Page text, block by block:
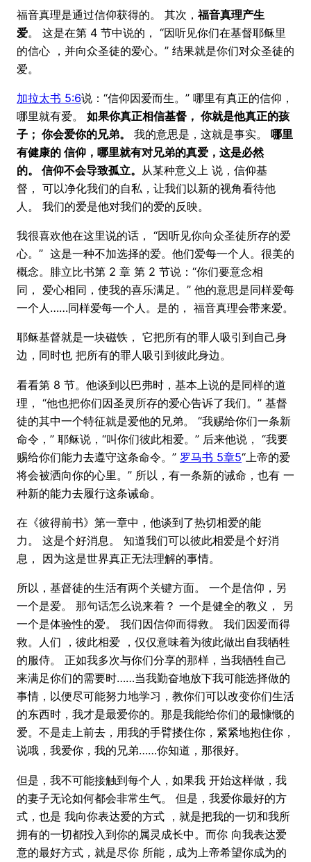
福音真理是通过信仰获得的。 其次，福音真理产生
爱。 这是在第 4 节中说的， “因听见你们在基督耶稣里
的信心 ，并向众圣徒的爱心。” 结果就是你们对众圣徒的
爱。
加拉太书 5:6说：“信仰因爱而生。” 哪里有真正的信仰，
哪里就有爱。 如果你真正相信基督， 你就是他真正的孩
子； 你会爱你的兄弟。
我的意思是，这就是事实。 哪里
有健康的 信仰，哪里就有对兄弟的真爱，这是必然
的。 信仰不会导致孤立。 从某种意义上 说，信仰基
督， 可以净化我们的自私，让我们以新的视角看待他
人。 我们的爱是他对我们的爱的反映。
我很喜欢他在这里说的话， “因听见你向众圣徒所存的爱
心。” 这是一种不加选择的爱。他们爱每一个人。很美的
概念。腓立比书第 2 章 第 2 节说：“你们要意念相
同， 爱心相同，使我的喜乐满足。” 他的意思是同样爱每
一个人……同样爱每一个人。是的， 福音真理会带来爱。
耶稣基督就是一块磁铁， 它把所有的罪人吸引到自己身
边，同时也 把所有的罪人吸引到彼此身边。
看看第 8 节。他谈到以巴弗时，基本上说的是同样的道
理， “他也把你们因圣灵所存的爱心告诉了我们。” 基督
徒的其中一个特征就是爱他的兄弟。 “我赐给你们一条新
命令，” 耶稣说，“叫你们彼此相爱。” 后来他说， “我要
赐给你们能力去遵守这条命令。” 罗马书 5章5“上帝的爱
将会被洒向你的心里。” 所以，有一条新的诫命，也有 一
种新的能力去履行这条诫命。
在《彼得前书》第一章中，他谈到了热切相爱的能
力。 这是个好消息。 知道我们可以彼此相爱是个好消
息， 因为这是世界真正无法理解的事情。
所以，基督徒的生活有两个关键方面。 一个是信仰，另
一个是爱。 那句话怎么说来着？ 一个是健全的教义， 另
一个是体验性的爱。 我们因信仰而得救。 我们因爱而得
救。人们 ，彼此相爱 ，仅仅意味着为彼此做出自我牺牲
的服侍。 正如我多次与你们分享的那样，当我牺牲自己
来满足你们的需要时……当我勤奋地放下我可能选择做的
事情，以便尽可能努力地学习，教你们可以改变你们生活
的东西时，我才是最爱你的。那是我能给你们的最慷慨的
爱。不是走上前去，用我的手臂搂住你，紧紧地抱住你，
说哦，我爱你，我的兄弟……你知道，那很好。
但是，我不可能接触到每个人，如果我 开始这样做，我
的妻子无论如何都会非常生气。 但是，我爱你最好的方
式，也是 我向你表达爱的方式 ，就是把我的一切和我所
拥有的一切都投入到你的属灵成长中。而你 向我表达爱
意的最好方式，就是尽你 所能，成为上帝希望你成为的